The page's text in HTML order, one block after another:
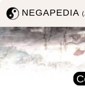
NEGAPEDIA